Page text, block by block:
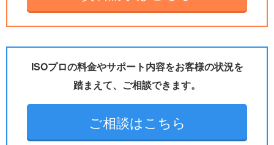
ISOプロの料金やサポート内容をお客様の状況を
踏まえて、ご相談できます。
ご相談はこちら